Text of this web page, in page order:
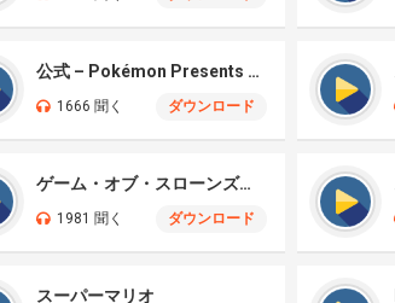
公式 – Pokémon Presents 2024
1666 聞く ダウンロード
ゲーム・オブ・スローンズのギターミックス
1981 聞く ダウンロード
スーパーマリオ